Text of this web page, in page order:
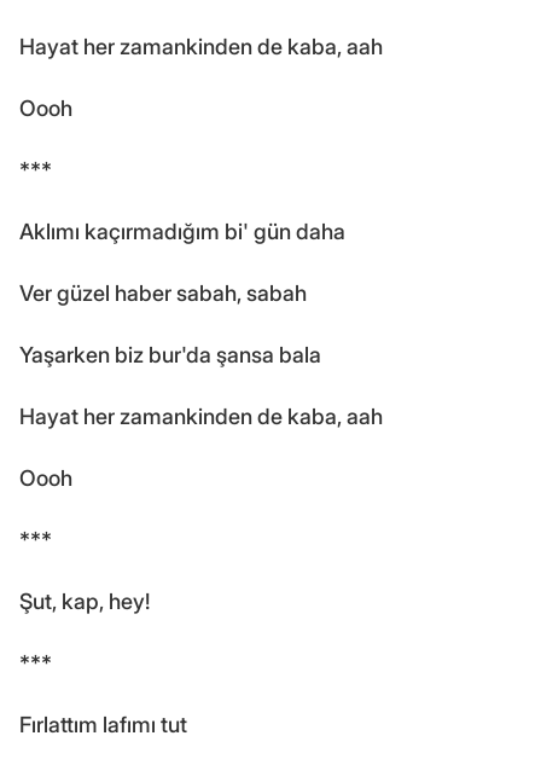
Hayat her zamankinden de kaba, aah
Oooh
***
Aklımı kaçırmadığım bi' gün daha
Ver güzel haber sabah, sabah
Yaşarken biz bur'da şansa bala
Hayat her zamankinden de kaba, aah
Oooh
***
Şut, kap, hey!
***
Fırlattım lafımı tut